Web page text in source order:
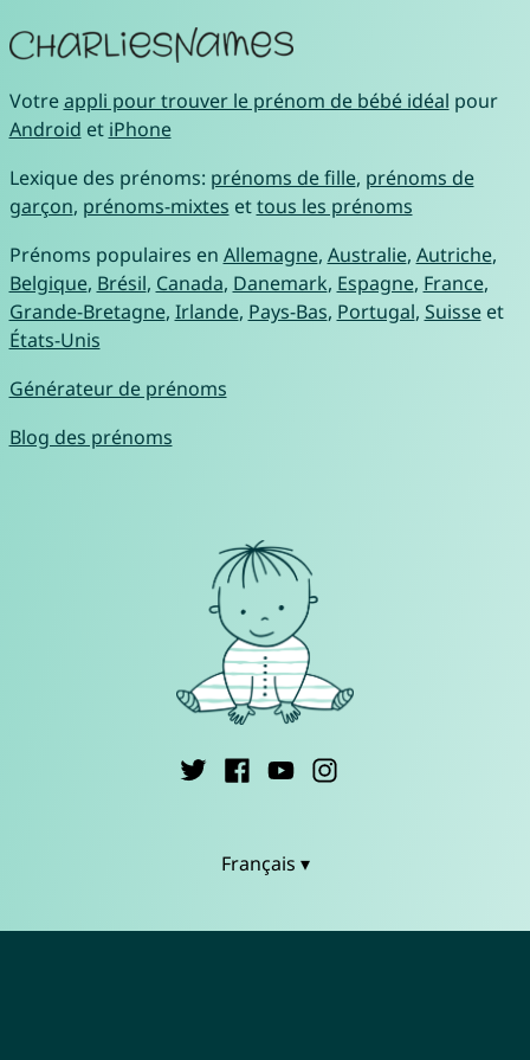
Votreappli pour trouver le prénom de bébé idéal pour
Android et iPhone
Lexique des prénoms: prénoms de fille, prénoms de
garçon, prénoms-mixtes ettous les prénoms
Prénoms populaires en Allemagne, Australie, Autriche,
Belgique, Brésil, Canada, Danemark, Espagne, France,
Grande-Bretagne, Irlande, Pays-Bas, Portugal, Suisseet
États-Unis
Générateur de prénoms
Blog des prénoms
Français ▾